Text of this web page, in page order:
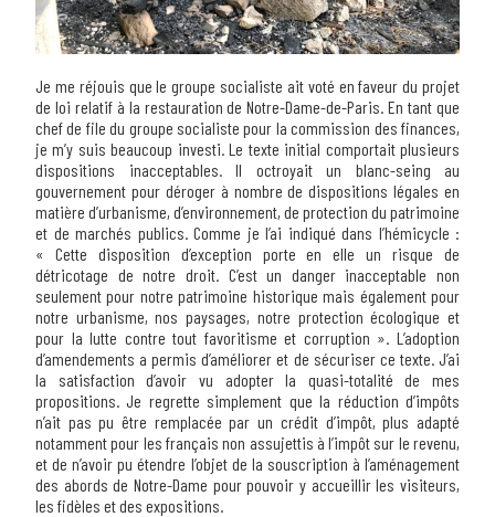
Je me réjouis que le groupe socialiste ait voté en faveur du projet
de loi relatif à la restauration de Notre-Dame-de-Paris. En tant que
chef de file du groupe socialiste pour la commission des finances,
je m’y suis beaucoup investi. Le texte initial comportait plusieurs
dispositions inacceptables. Il octroyait un blanc-seing au
gouvernement pour déroger à nombre de dispositions légales en
matière d’urbanisme, d’environnement, de protection du patrimoine
et de marchés publics. Comme je l’ai indiqué dans l’hémicycle :
« Cette disposition d’exception porte en elle un risque de
détricotage de notre droit. C’est un danger inacceptable non
seulement pour notre patrimoine historique mais également pour
notre urbanisme, nos paysages, notre protection écologique et
pour la lutte contre tout favoritisme et corruption ». L’adoption
d’amendements a permis d’améliorer et de sécuriser ce texte. J’ai
la satisfaction d’avoir vu adopter la quasi-totalité de mes
propositions. Je regrette simplement que la réduction d’impôts
n’ait pas pu être remplacée par un crédit d’impôt, plus adapté
notamment pour les français non assujettis à l’impôt sur le revenu,
et de n’avoir pu étendre l’objet de la souscription à l’aménagement
des abords de Notre-Dame pour pouvoir y accueillir les visiteurs,
les fidèles et des expositions.